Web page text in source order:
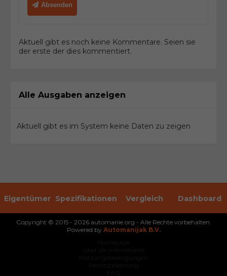
Absenden
Aktuell gibt es noch keine Kommentare. Seien sie
der erste der dies kommentiert.
Alle Ausgaben anzeigen
Aktuell gibt es im System keine Daten zu zeigen
Eigentümer Spezifikationen Vergleich Dashboard
Copyright © 2015 - 2026 automanie.org - Alle Rechte vorbehalten.
Powered by Automanijak B.V.